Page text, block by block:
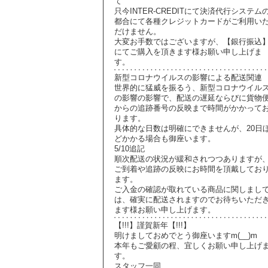
只今INTER-CREDITにて決済代行システム
都合にて各種クレジットカードがご利用い
だけません。
大変お手数ではございますが、【銀行振込】
にてご購入を頂きます様お願い申し上げま
す。
新型コロナウイルスの影響による配送関連
世界的に猛威を振るう、新型コロナウイルス
の影響の影響で、配送の遅延ならびに貨物
からの追跡番号の反映まで時間がかかって
ります。
具体的な日数は明確にできませんが、20日
どかかる場合も御座います。
5/10追記
順次配送の状況が緩和されつつありますが、
ご到着や追跡の反映にお時間を頂戴しており
ます。
ご入金の確認が取れている商品に関しまし
は、確実に配送されますのでお待ちいただき
ます様お願い申し上げます。
【!!!】謹賀新年【!!!】
明けましておめでとう御座いますm(__)m
本年もご愛顧の程、宜しくお願い申し上げま
す。
スタッフ一同